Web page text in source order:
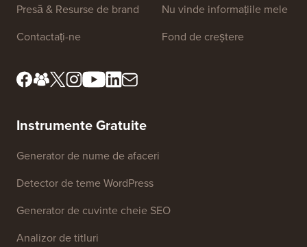
Despre noi
Standarde editoriale
Cunoaște consiliul nostru
de revizuire
Presă & Resurse de brand
Politica de
confidențialitate
Instrumente Gratuite